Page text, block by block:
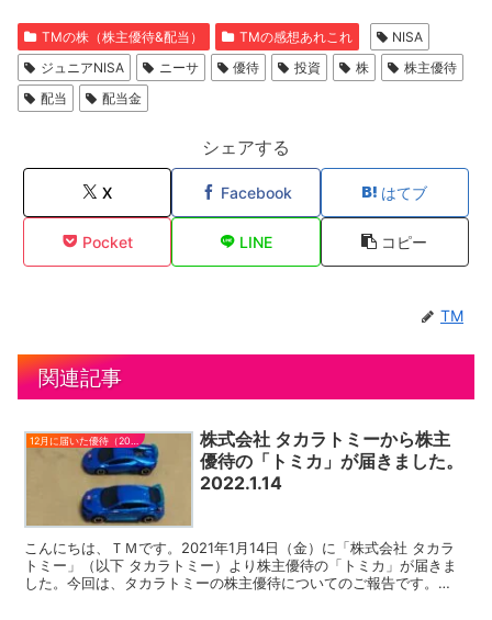
TMの株（株主優待&配当） TMの感想あれこれ
NISA
ジュニアNISA
ニーサ 優待 投資 株
株主優待
配当
配当金
シェアする
X Facebook はてブ
Pocket LINE コピー
TM
関連記事
株式会社 タカラトミーから株主
優待の「トミカ」が届きました。
2022.1.14
こんにちは、ＴＭです。2021年1月14日（金）に「株式会社 タカラ
トミー」（以下 タカラトミー）より株主優待の「トミカ」が届きま
した。今回は、タカラトミーの株主優待についてのご報告です。